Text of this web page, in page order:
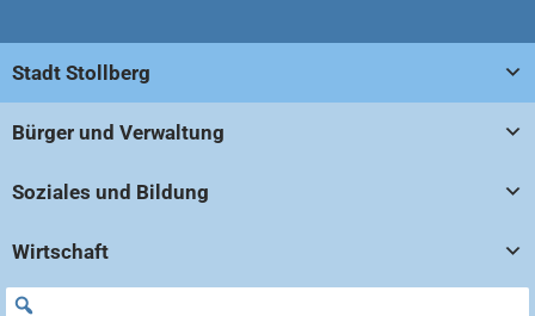
Stadt Stollberg
Bürger und Verwaltung
Soziales und Bildung
Wirtschaft